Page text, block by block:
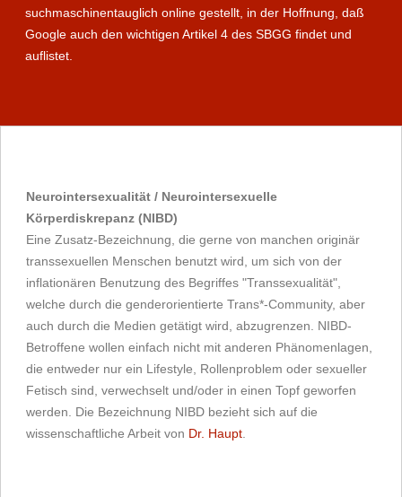
suchmaschinentauglich online gestellt, in der Hoffnung, daß
Google auch den wichtigen Artikel 4 des SBGG findet und
auflistet.
Neurointersexualität / Neurointersexuelle
Körperdiskrepanz (NIBD)
Eine Zusatz-Bezeichnung, die gerne von manchen originär
transsexuellen Menschen benutzt wird, um sich von der
inflationären Benutzung des Begriffes "Transsexualität",
welche durch die genderorientierte Trans*-Community, aber
auch durch die Medien getätigt wird, abzugrenzen. NIBD-
Betroffene wollen einfach nicht mit anderen Phänomenlagen,
die entweder nur ein Lifestyle, Rollenproblem oder sexueller
Fetisch sind, verwechselt und/oder in einen Topf geworfen
werden. Die Bezeichnung NIBD bezieht sich auf die
wissenschaftliche Arbeit von Dr. Haupt